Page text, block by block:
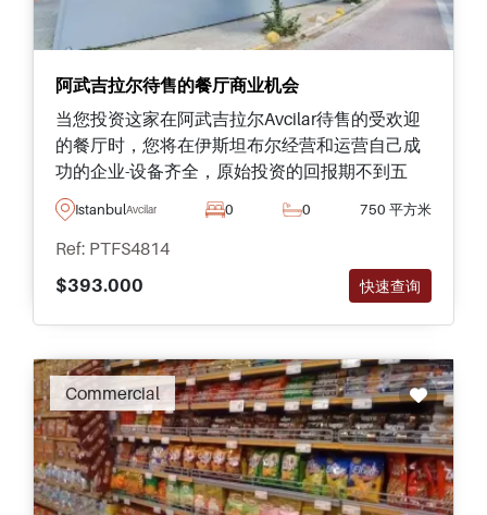
阿武吉拉尔待售的餐厅商业机会
当您投资这家在阿武吉拉尔Avcilar待售的受欢迎
的餐厅时，您将在伊斯坦布尔经营和运营自己成
功的企业-设备齐全，原始投资的回报期不到五
年。
IstanbulAvcilar 0 0 750 平方米
Ref: PTFS4814
$393.000
快速查询
Commercial